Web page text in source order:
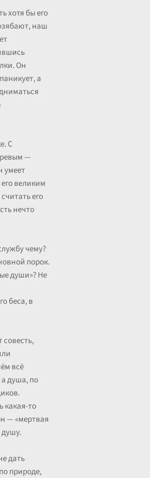
хотя бы его
наш
Он
а
С
—
умеет
великим
его
нечто
чему?
порок.
души»? Не
беса, в
совесть,
всё
душа, по
какая-то
— «мертвая
дать
природе,